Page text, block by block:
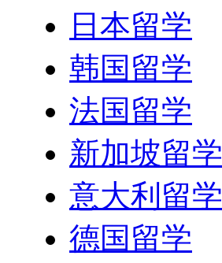
日本留学
韩国留学
法国留学
新加坡留学
意大利留学
德国留学